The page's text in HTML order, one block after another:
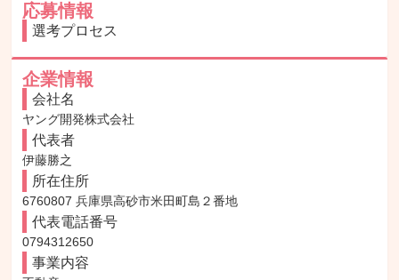
応募情報
選考プロセス
企業情報
会社名
ヤング開発株式会社
代表者
伊藤勝之
所在住所
6760807 兵庫県高砂市米田町島２番地
代表電話番号
0794312650
事業内容